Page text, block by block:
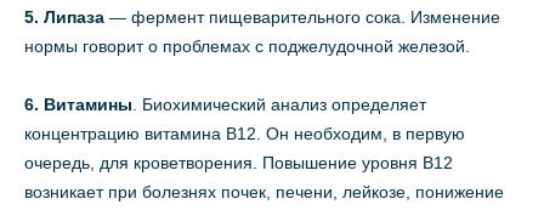
5. Липаза — фермент пищеварительного сока. Изменение
нормы говорит о проблемах с поджелудочной железой.
6. Витамины . Биохимический анализ определяет
концентрацию витамина В12. Он необходим, в первую
очередь, для кроветворения. Повышение уровня В12
возникает при болезнях почек, печени, лейкозе, понижение